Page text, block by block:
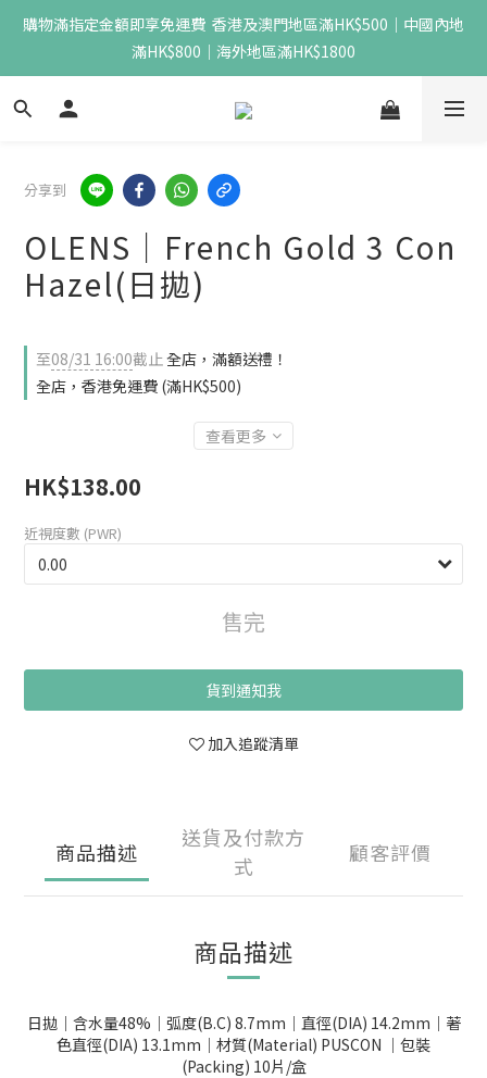
購物滿指定金額即享免運費  香港及澳門地區滿HK$500｜中國內地
滿HK$800｜海外地區滿HK$1800
分享到
OLENS｜French Gold 3 Con
Hazel(日拋)
至08/31 16:00截止全店，滿額送禮！
全店，香港免運費 (滿HK$500)
查看更多
HK$138.00
近視度數 (PWR)
售完
貨到通知我
加入追蹤清單
商品描述
送貨及付款方
式
顧客評價
商品描述
日拋｜含水量48%｜弧度(B.C) 8.7mm｜直徑(DIA) 14.2mm｜著
色直徑(DIA) 13.1mm｜材質(Material) PUSCON ｜包裝
(Packing) 10片/盒